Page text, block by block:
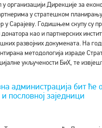
организацији Дирекције за
у стратешком
у Сарајеву. Годишњем скупу су
као и партнерских
развојних докумената. На
методологија израде
укључености БиХ, те
администрација бит ће
пословној заједници